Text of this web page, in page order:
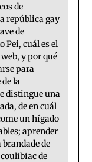
de
república gay
de
Pei, cuál es el
y por qué
para
la
distingue una
de en cuál
un hígado
aprender
de
de